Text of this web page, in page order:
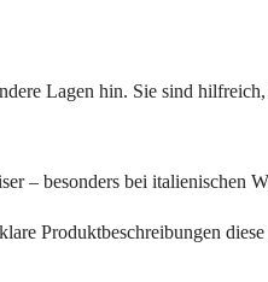
Lagen hin. Sie sind
– besonders bei italienischen
Produktbeschreibungen